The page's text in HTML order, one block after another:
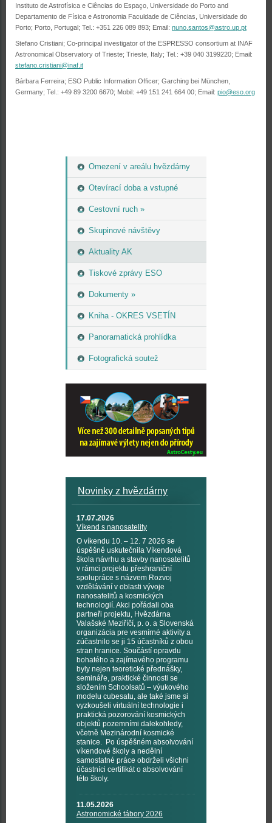
Omezení v areálu hvězdárny
Otevírací doba a vstupné
Cestovní ruch »
Skupinové návštěvy
Aktuality AK
Tiskové zprávy ESO
Dokumenty »
Kniha - OKRES VSETÍN
Panoramatická prohlídka
Fotografická soutež
Novinky z hvězdárny
17.07.2026
Víkend s nanosatelity
O víkendu 10. – 12. 7 2026 se
úspěšně uskutečnila Víkendová
škola návrhu a stavby nanosatelitů
v rámci projektu přeshraniční
spolupráce s názvem Rozvoj
vzdělávání v oblasti vývoje
nanosatelitů a kosmických
technologií. Akci pořádali oba
partneři projektu, Hvězdárna
Valašské Meziříčí, p. o. a Slovenská
organizácia pre vesmírné aktivity a
zúčastnilo se ji 15 účastníků z obou
stran hranice. Součástí opravdu
bohatého a zajímavého programu
byly nejen teoretické přednášky,
semináře, praktické činnosti se
složením Schoolsatů – výukového
modelu cubesatu, ale také jsme si
vyzkoušeli virtuální technologie i
praktická pozorování kosmických
objektů pozemními dalekohledy,
včetně Mezinárodní kosmické
stanice. Po úspěšném absolvování
víkendové školy a nedělní
samostatné práce obdrželi všichni
účastníci certifikát o absolvování
této školy.
11.05.2026
Astronomické tábory 2026
Instituto de Astrofísica e Ciências do Espaço, Universidade do Porto and
Departamento de Física e Astronomia Faculdade de Ciências, Universidade do
Porto; Porto, Portugal; Tel.: +351 226 089 893; Email: nuno.santos@astro.up.pt
Stefano Cristiani; Co-principal investigator of the ESPRESSO consortium at INAF
Astronomical Observatory of Trieste; Trieste, Italy; Tel.: +39 040 3199220; Email:
stefano.cristiani@inaf.it
Bárbara Ferreira; ESO Public Information Officer; Garching bei München,
Germany; Tel.: +49 89 3200 6670; Mobil: +49 151 241 664 00; Email: pio@eso.org